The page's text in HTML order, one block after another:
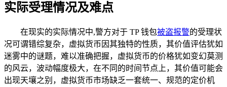
实际受理情况及难点
在现实的实际情况中,警方对于 TP 钱包被盗报警的受理状
况可谓错综复杂，虚拟货币因其独特的性质，其价值评估犹如
迷雾中的谜题，难以准确把握，虚拟货币的价格犹如变幻莫测
的风云，波动幅度极大，在不同的时间节点上，其价值可能会
出现天壤之别，虚拟货币市场缺乏一套统一、规范的定价机